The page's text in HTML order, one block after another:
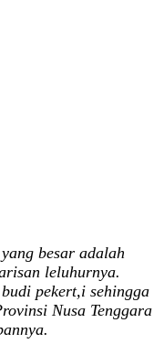
besar adalah
leluhurnya.
pekert,i sehingga
Nusa Tenggara